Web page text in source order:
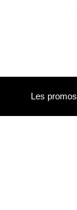
Les promos